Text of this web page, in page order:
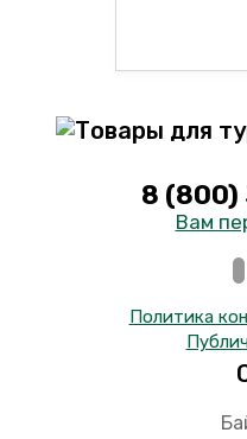
8 (800)
Вам
Политика